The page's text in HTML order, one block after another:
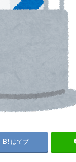
はてブ